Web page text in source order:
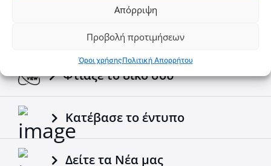
Απόρριψη
Προβολή προτιμήσεων
Όροι χρήσηςΠολιτική Απορρήτου
Φτιάξε το δικό σου
Κατέβασε το έντυπο
Δείτε τα Νέα μας